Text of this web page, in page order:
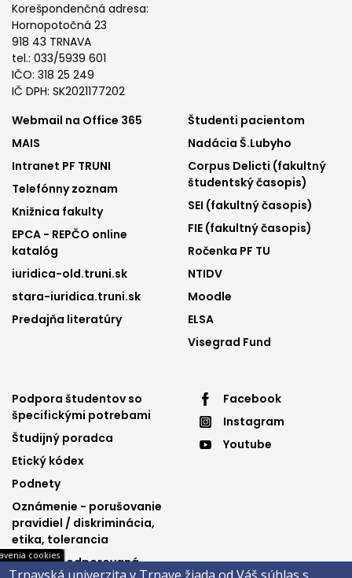
Korešpondenčná adresa:
Hornopotočná 23
918 43 TRNAVA
tel.: 033/5939 601
IČO: 318 25 249
IČ DPH: SK2021177202
Footer
menu
1
Webmail na Office 365
MAIS
Intranet PF TRUNI
Telefónny zoznam
Knižnica fakulty
EPCA - REPČO online
katalóg
iuridica-old.truni.sk
stara-iuridica.truni.sk
Predajňa literatúry
Footer
menu
2
Študenti pacientom
Nadácia Š.Lubyho
Corpus Delicti (fakultný
študentský časopis)
SEI (fakultný časopis)
FIE (fakultný časopis)
Ročenka PF TU
NTIDV
Moodle
ELSA
Visegrad Fund
Footer
menu
3
Podpora študentov so
špecifickými potrebami
Študijný poradca
Etický kódex
Podnety
Oznámenie - porušovanie
pravidiel / diskriminácia,
etika, tolerancia
Výučba podporovaná
Footer
menu
Facebook
Instagram
Youtube
cookies